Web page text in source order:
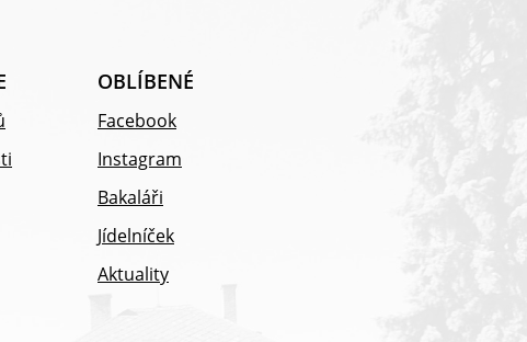
OBLÍBENÉ
Facebook
Instagram
Bakaláři
Jídelníček
Aktuality